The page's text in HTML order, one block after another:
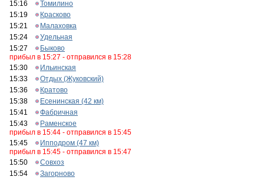
15:16
Томилино
15:19
Красково
15:21
Малаховка
15:24
Удельная
15:27
Быково
прибыл в 15:27 - отправился в 15:28
15:30
Ильинская
15:33
Отдых (Жуковский)
15:36
Кратово
15:38
Есенинская (42 км)
15:41
Фабричная
15:43
Раменское
прибыл в 15:44 - отправился в 15:45
15:45
Ипподром (47 км)
прибыл в 15:45 - отправился в 15:47
15:50
Совхоз
15:54
Загорново